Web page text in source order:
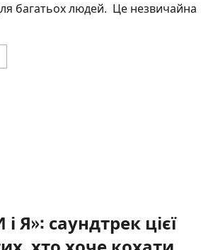
багатьох людей. Це незвичайна
і Я»: саундтрек цієї